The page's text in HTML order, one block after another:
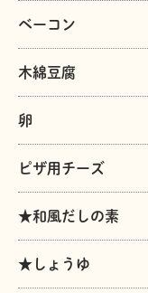
ベーコン
木綿豆腐
卵
ピザ用チーズ
★和風だしの素
★しょうゆ